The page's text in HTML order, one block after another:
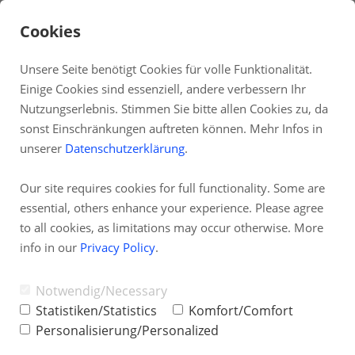
DE
Fernwartung
Partnerprogramm
TAI-PAN Inside
Newsletter
Cookies
Unsere Seite benötigt Cookies für volle Funktionalität.
Einige Cookies sind essenziell, andere verbessern Ihr
Nutzungserlebnis. Stimmen Sie bitte allen Cookies zu, da
sonst Einschränkungen auftreten können. Mehr Infos in
unserer Datenschutzerklärung.
Our site requires cookies for full functionality. Some are
essential, others enhance your experience. Please agree
to all cookies, as limitations may occur otherwise. More
info in our Privacy Policy.
Notwendig/Necessary
Statistiken/Statistics
Komfort/Comfort
Personalisierung/Personalized